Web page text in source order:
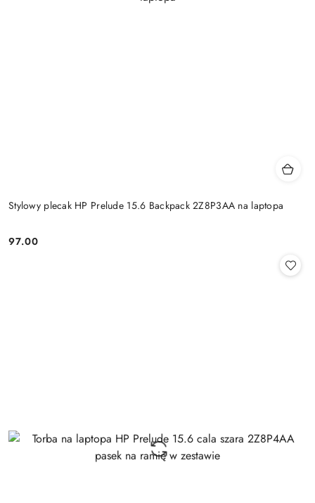
Stylowy plecak HP Prelude 15.6 Backpack 2Z8P3AA na laptopa
Cena:
97.00